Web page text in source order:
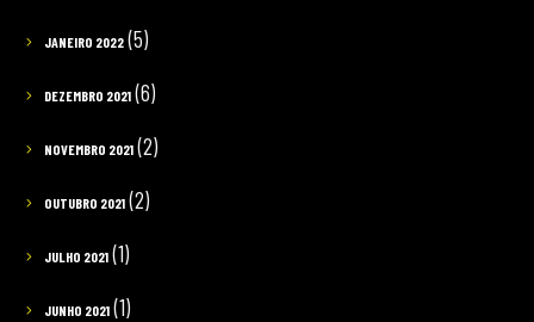
JANEIRO 2022(5)
DEZEMBRO 2021(6)
NOVEMBRO 2021(2)
OUTUBRO 2021(2)
JULHO 2021(1)
JUNHO 2021(1)